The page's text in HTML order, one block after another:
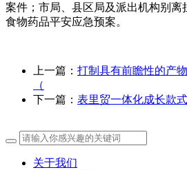
案件；市局、县区局及派出机构别离
食物药品平安应急预案。
上一篇： 打制具有前瞻性的产
（
下一篇： 表里贸一体化成长款
关于我们